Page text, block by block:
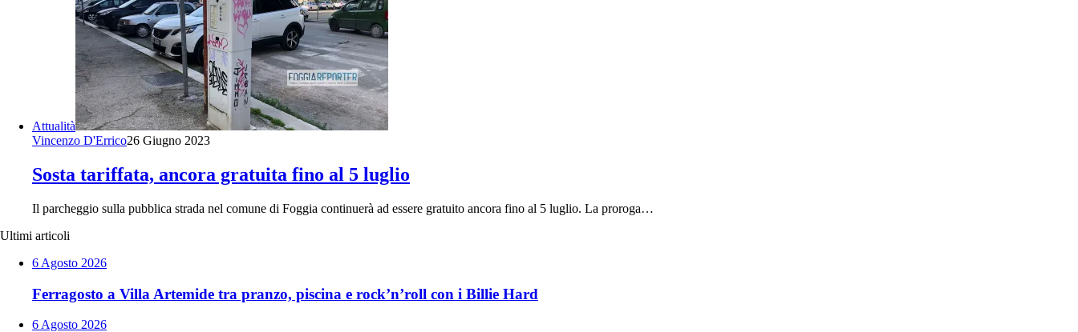
Attualità
Vincenzo D'Errico26 Giugno 2023
Sosta tariffata, ancora gratuita fino al 5 luglio
Il parcheggio sulla pubblica strada nel comune di Foggia continuerà ad essere gratuito ancora fino al 5 luglio. La proroga…
Ultimi articoli
6 Agosto 2026
Ferragosto a Villa Artemide tra pranzo, piscina e rock’n’roll con i Billie Hard
6 Agosto 2026